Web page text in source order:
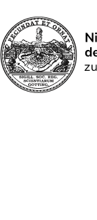
Search